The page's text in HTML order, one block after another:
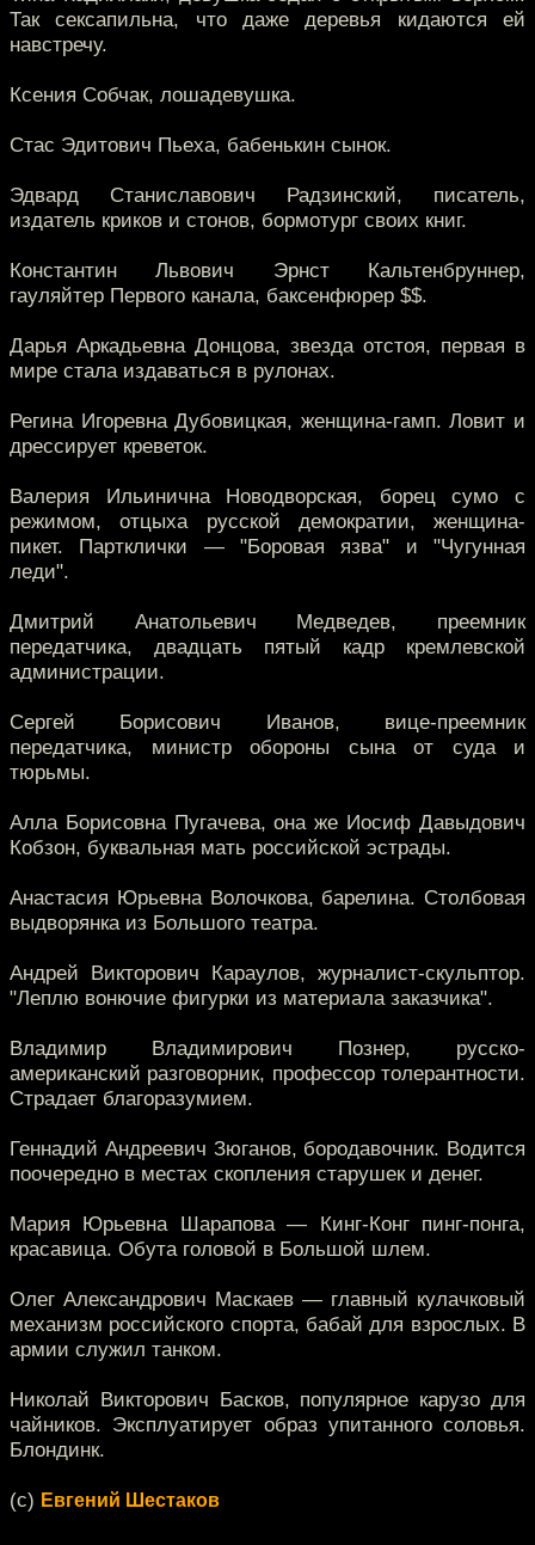
Так сексапильна, что даже деревья кидаются ей
навстречу.
Ксения Собчак, лошадевушка.
Стас Эдитович Пьеха, бабенькин сынок.
Эдвард Станиславович Радзинский, писатель,
издатель криков и стонов, бормотург своих книг.
Константин Львович Эрнст Кальтенбруннер,
гауляйтер Первого канала, баксенфюрер $$.
Дарья Аркадьевна Донцова, звезда отстоя, первая в
мире стала издаваться в рулонах.
Регина Игоревна Дубовицкая, женщина-гамп. Ловит и
дрессирует креветок.
Валерия Ильинична Новодворская, борец сумо с
режимом, отцыха русской демократии, женщина-
пикет. Партклички — "Боровая язва" и "Чугунная
леди".
Дмитрий Анатольевич Медведев, преемник
передатчика, двадцать пятый кадр кремлевской
администрации.
Сергей Борисович Иванов, вице-преемник
передатчика, министр обороны сына от суда и
тюрьмы.
Алла Борисовна Пугачева, она же Иосиф Давыдович
Кобзон, буквальная мать российской эстрады.
Анастасия Юрьевна Волочкова, барелина. Столбовая
выдворянка из Большого театра.
Андрей Викторович Караулов, журналист-скульптор.
"Леплю вонючие фигурки из материала заказчика".
Владимир Владимирович Познер, русско-
американский разговорник, профессор толерантности.
Страдает благоразумием.
Геннадий Андреевич Зюганов, бородавочник. Водится
поочередно в местах скопления старушек и денег.
Мария Юрьевна Шарапова — Кинг-Конг пинг-понга,
красавица. Обута головой в Большой шлем.
Олег Александрович Маскаев — главный кулачковый
механизм российского спорта, бабай для взрослых. В
армии служил танком.
Николай Викторович Басков, популярное карузо для
чайников. Эксплуатирует образ упитанного соловья.
Блондинк.
(с) Евгений Шестаков